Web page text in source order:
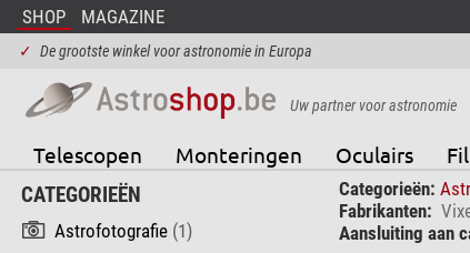
SHOP MAGAZINE
✓ De grootste winkel voor astronomie in Europa
Uw partner voor astronomie
Telescopen Monteringen Oculairs
CATEGORIEËN
Astrofotografie (1)
Categorieën:
Fabrikanten:
Aansluiting aan